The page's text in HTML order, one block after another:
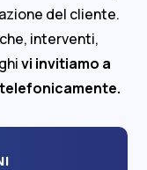
del cliente.
interventi,
vi invitiamo a